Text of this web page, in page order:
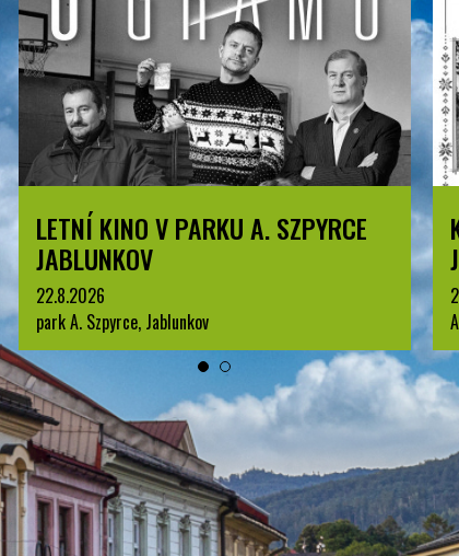
KOMENTOVANÁ PROHLÍDKA
JABLUNKOVA
25.8.2026
Arboretum u Sanatoria, Jablunkov